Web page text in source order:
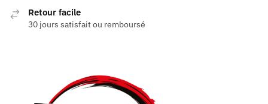
Retour facile
30 jours satisfait ou remboursé